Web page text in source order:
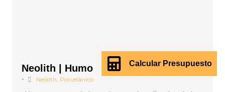
Calcular Presupuesto
Neolith | Humo
• Neolith Porcelánico